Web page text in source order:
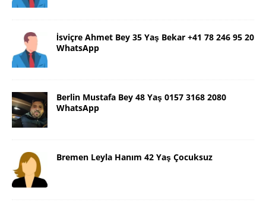
İsviçre Ahmet Bey 35 Yaş Bekar +41 78 246 95 20
WhatsApp
Berlin Mustafa Bey 48 Yaş 0157 3168 2080
WhatsApp
Bremen Leyla Hanım 42 Yaş Çocuksuz